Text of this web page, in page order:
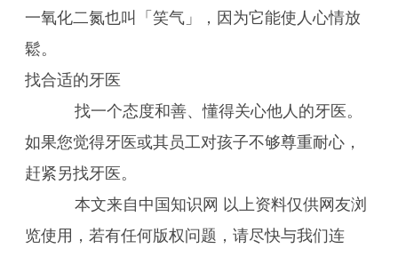
一氧化二氮也叫「笑气」，因为它能使人心情放
鬆。
找合适的牙医
找一个态度和善、懂得关心他人的牙医。
如果您觉得牙医或其员工对孩子不够尊重耐心，
赶紧另找牙医。
本文来自中国知识网 以上资料仅供网友浏
览使用，若有任何版权问题，请尽快与我们连